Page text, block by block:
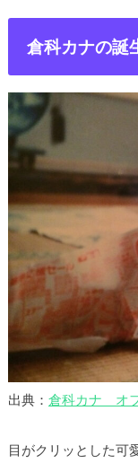
倉科カナの誕
出典： 倉科カナ オ
目がクリッとした可